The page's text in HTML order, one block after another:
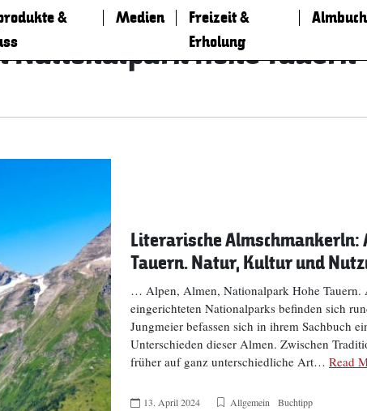
&
Medien
Freizeit &
Erholung
Almbuch
Nationalpark Hohe Tauern
Literarische
Tauern. Natur, Kultur und
… Alpen, Almen, Nationalpark Hohe Tauern.
eingerichteten Nationalparks befinden sich
Jungmeier befassen sich in ihrem Sachbuch
Unterschieden dieser Almen. Zwischen
früher auf ganz unterschiedliche Art… Read
13. April 2024 Allgemein Buchtipp